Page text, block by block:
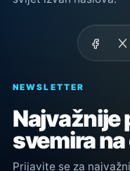
NEWSLETTER
Najvažnije
svemira
Prijavite se za